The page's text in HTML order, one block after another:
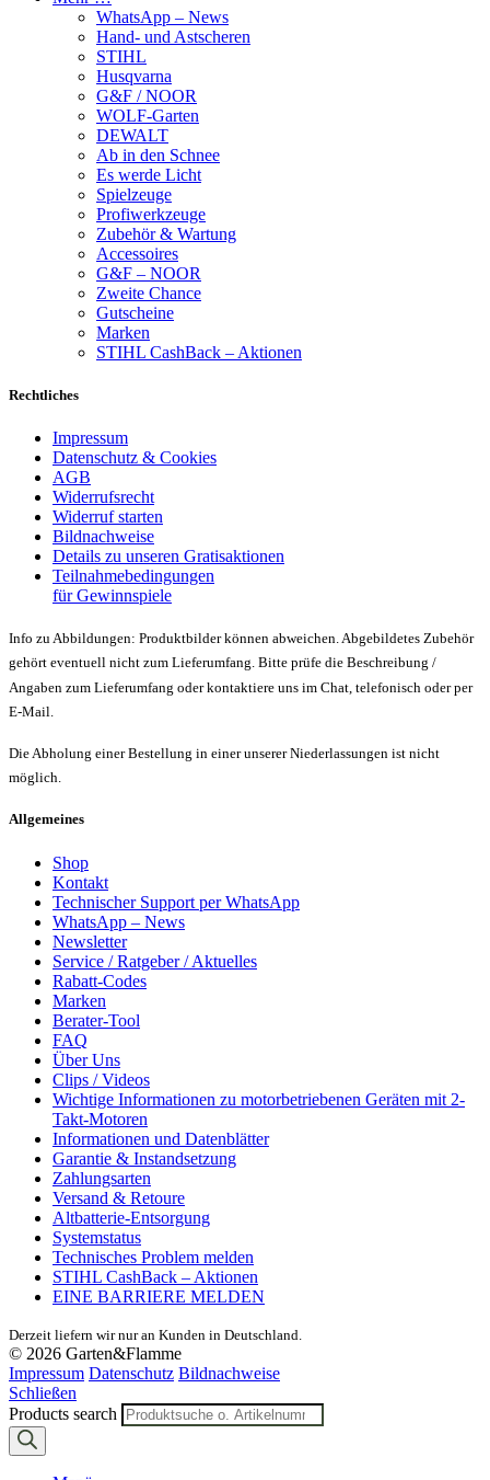
WhatsApp – News
Hand- und Astscheren
STIHL
Husqvarna
G&F / NOOR
WOLF-Garten
DEWALT
Ab in den Schnee
Es werde Licht
Spielzeuge
Profiwerkzeuge
Zubehör & Wartung
Accessoires
G&F – NOOR
Zweite Chance
Gutscheine
Marken
STIHL CashBack – Aktionen
Rechtliches
Impressum
Datenschutz & Cookies
AGB
Widerrufsrecht
Widerruf starten
Bildnachweise
Details zu unseren Gratisaktionen
Teilnahmebedingungen
für Gewinnspiele
Info zu Abbildungen: Produktbilder können abweichen. Abgebildetes Zubehör
gehört eventuell nicht zum Lieferumfang. Bitte prüfe die Beschreibung /
Angaben zum Lieferumfang oder kontaktiere uns im Chat, telefonisch oder per
E-Mail.
Die Abholung einer Bestellung in einer unserer Niederlassungen ist nicht
möglich.
Allgemeines
Shop
Kontakt
Technischer Support per WhatsApp
WhatsApp – News
Newsletter
Service / Ratgeber / Aktuelles
Rabatt-Codes
Marken
Berater-Tool
FAQ
Über Uns
Clips / Videos
Wichtige Informationen zu motorbetriebenen Geräten mit 2-
Takt-Motoren
Informationen und Datenblätter
Garantie & Instandsetzung
Zahlungsarten
Versand & Retoure
Altbatterie-Entsorgung
Systemstatus
Technisches Problem melden
STIHL CashBack – Aktionen
EINE BARRIERE MELDEN
Derzeit liefern wir nur an Kunden in Deutschland.
© 2026 Garten&Flamme
Impressum Datenschutz Bildnachweise
Schließen
Products search